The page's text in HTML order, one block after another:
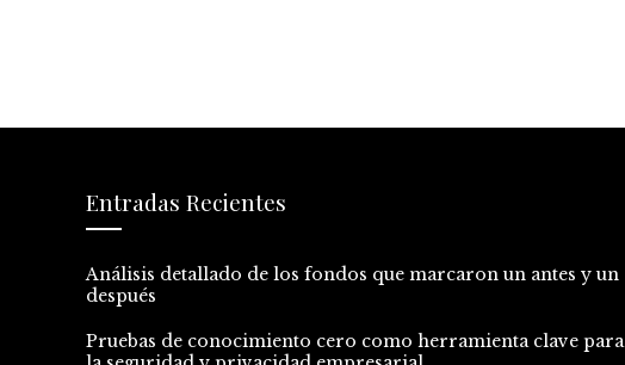
Entradas Recientes
Análisis detallado de los fondos que marcaron un antes y un
después
Pruebas de conocimiento cero como herramienta clave para